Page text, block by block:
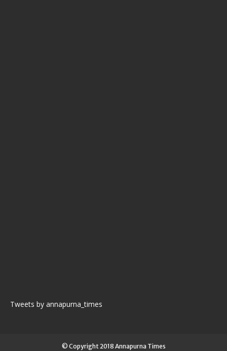
Tweets by annapurna_times
© Copyright 2018 Annapurna Times